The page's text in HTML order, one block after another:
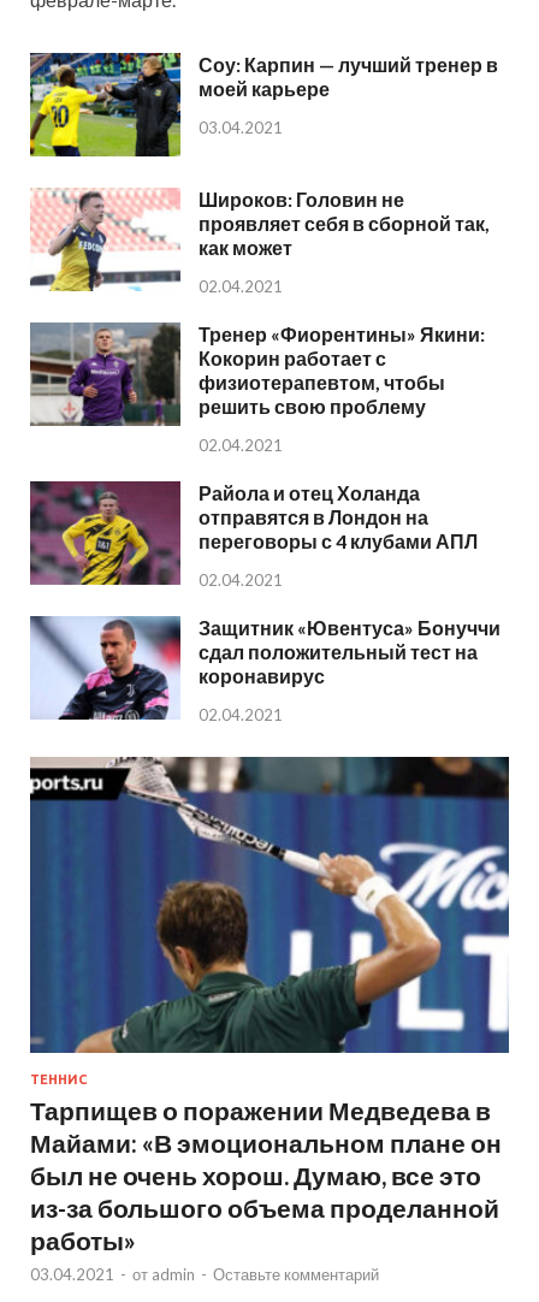
Соу: Карпин — лучший тренер в
моей карьере
03.04.2021
Широков: Головин не
проявляет себя в сборной так,
как может
02.04.2021
Тренер «Фиорентины» Якини:
Кокорин работает с
физиотерапевтом, чтобы
решить свою проблему
02.04.2021
Райола и отец Холанда
отправятся в Лондон на
переговоры с 4 клубами АПЛ
02.04.2021
Защитник «Ювентуса» Бонуччи
сдал положительный тест на
коронавирус
02.04.2021
ТЕННИС
Тарпищев о поражении Медведева в
Майами: «В эмоциональном плане он
был не очень хорош. Думаю, все это
из-за большого объема проделанной
работы»
03.04.2021 - от admin - Оставьте комментарий